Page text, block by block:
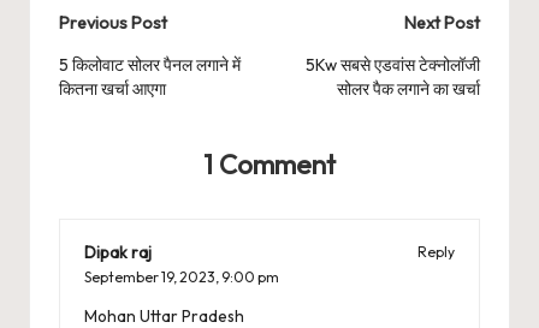
Post
navigation
Previous Post
5 किलोवाट सोलर पैनल लगाने में
कितना खर्चा आएगा
Next Post
5Kw सबसे एडवांस टेक्नोलॉजी
सोलर पैक लगाने का खर्चा
1 Comment
Dipak raj
Reply
September 19, 2023, 9:00 pm
Mohan Uttar Pradesh